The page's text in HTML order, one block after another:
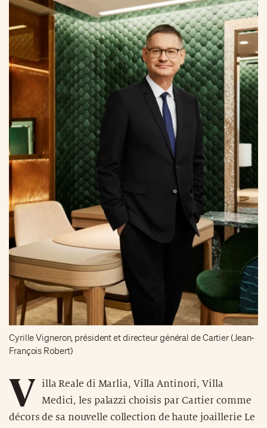
Cyrille Vigneron, président et directeur général de Cartier (Jean-
François Robert)
V
illa Reale di Marlia, Villa Antinori, Villa
Medici, les palazzi choisis par Cartier comme
décors de sa nouvelle collection de haute joaillerie Le